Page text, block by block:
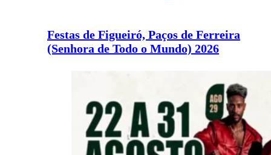
Festas de Figueiró, Paços de Ferreira
(Senhora de Todo o Mundo) 2026